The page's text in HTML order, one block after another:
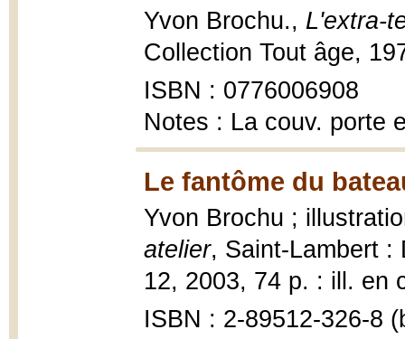
Yvon Brochu., L'extra-
Collection Tout âge,
ISBN : 0776006908
Notes : La couv. porte
Le fantôme du
Yvon Brochu ;
atelier, Saint-Lambert :
12, 2003, 74 p. : ill. en
ISBN : 2-89512-326-8